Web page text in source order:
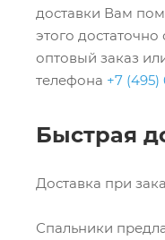
доставки Вам
этого достаточно
оптовый заказ
телефона +7 (495)
Быстрая
Доставка при
Спальники